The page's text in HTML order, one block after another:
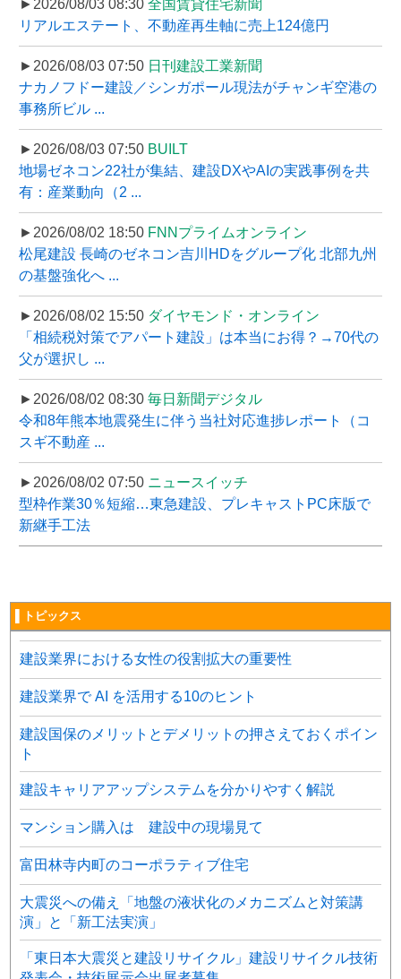
►2026/08/03 08:30 全国賃貸住宅新聞
リアルエステート、不動産再生軸に売上124億円
►2026/08/03 07:50 日刊建設工業新聞
ナカノフドー建設／シンガポール現法がチャンギ空港の
事務所ビル ...
►2026/08/03 07:50 BUILT
地場ゼネコン22社が集結、建設DXやAIの実践事例を共
有：産業動向（2 ...
►2026/08/02 18:50 FNNプライムオンライン
松尾建設 長崎のゼネコン吉川HDをグループ化 北部九州
の基盤強化へ ...
►2026/08/02 15:50 ダイヤモンド・オンライン
「相続税対策でアパート建設」は本当にお得？→70代の
父が選択し ...
►2026/08/02 08:30 毎日新聞デジタル
令和8年熊本地震発生に伴う当社対応進捗レポート（コ
スギ不動産 ...
►2026/08/02 07:50 ニュースイッチ
型枠作業30％短縮…東急建設、プレキャストPC床版で
新継手工法
▌トピックス
建設業界における女性の役割拡大の重要性
建設業界で AI を活用する10のヒント
建設国保のメリットとデメリットの押さえておくポイン
ト
建設キャリアアップシステムを分かりやすく解説
マンション購入は 建設中の現場見て
富田林寺内町のコーポラティブ住宅
大震災への備え「地盤の液状化のメカニズムと対策講
演」と「新工法実演」
「東日本大震災と建設リサイクル」建設リサイクル技術